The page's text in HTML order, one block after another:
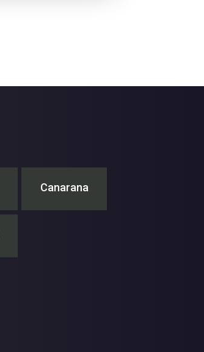
Canarana